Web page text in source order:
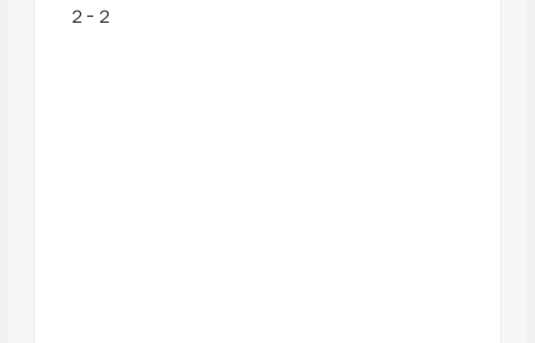
２−２